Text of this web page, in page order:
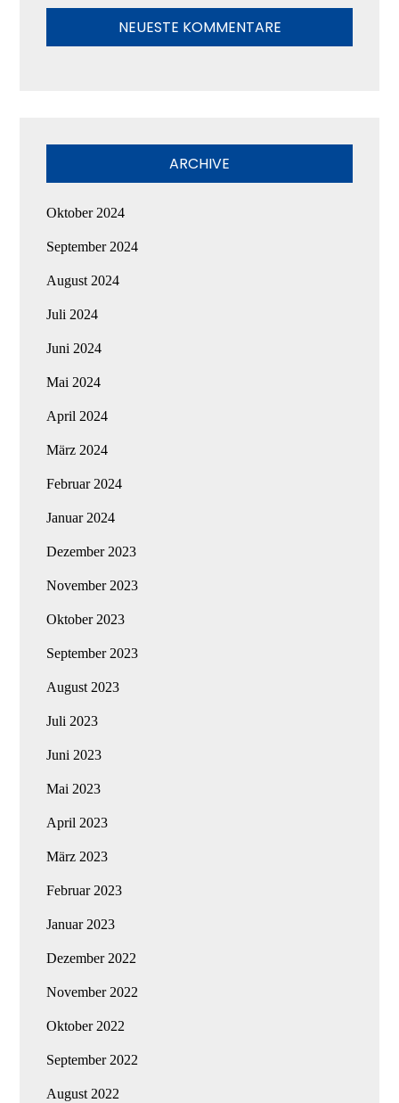
NEUESTE KOMMENTARE
ARCHIVE
Oktober 2024
September 2024
August 2024
Juli 2024
Juni 2024
Mai 2024
April 2024
März 2024
Februar 2024
Januar 2024
Dezember 2023
November 2023
Oktober 2023
September 2023
August 2023
Juli 2023
Juni 2023
Mai 2023
April 2023
März 2023
Februar 2023
Januar 2023
Dezember 2022
November 2022
Oktober 2022
September 2022
August 2022